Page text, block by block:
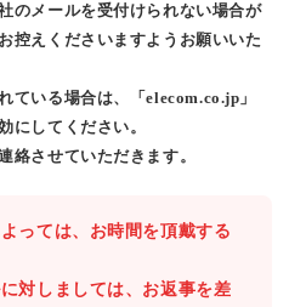
のメールを受付けられない場合が
控えくださいますようお願いいた
ている場合は、「elecom.co.jp」
にしてください。
絡させていただきます。
っては、お時間を頂戴する
対しましては、お返事を差